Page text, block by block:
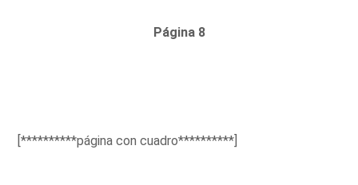
Página 8
[**********página con cuadro**********]